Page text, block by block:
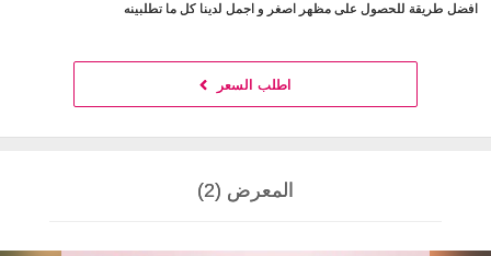
افضل طريقة للحصول على مظهر اصغر و اجمل لدينا كل ما تطلبينه
اطلب السعر
المعرض (2)